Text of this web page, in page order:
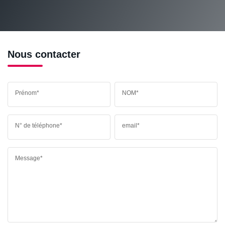
Nous contacter
Prénom* NOM*
N° de téléphone* email*
Message*